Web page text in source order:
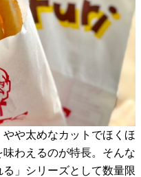
や太めなカットでほくほ
わえるのが特長。そんな
」シリーズとして数量限